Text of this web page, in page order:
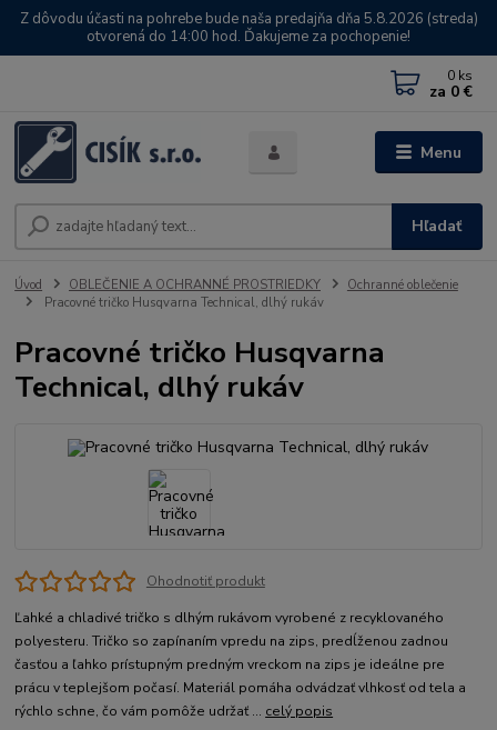
Z dôvodu účasti na pohrebe bude naša predajňa dňa 5.8.2026 (streda)
otvorená do 14:00 hod. Ďakujeme za pochopenie!
Menu
Hľadať
0 ks
za 0 €
Úvod OBLEČENIE A OCHRANNÉ PROSTRIEDKY
Ochranné oblečenie
Pracovné tričko Husqvarna Technical, dlhý rukáv
Pracovné tričko Husqvarna
Technical, dlhý rukáv
Ohodnotiť produkt
Ľahké a chladivé tričko s dlhým rukávom vyrobené z recyklovaného
polyesteru. Tričko so zapínaním vpredu na zips, predĺženou zadnou
časťou a ľahko prístupným predným vreckom na zips je ideálne pre
prácu v teplejšom počasí. Materiál pomáha odvádzať vlhkosť od tela a
rýchlo schne, čo vám pomôže udržať ... celý popis